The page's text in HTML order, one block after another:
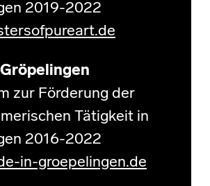
2019-2022
zur Förderung der
Tätigkeit in
2016-2022
in-groepelingen.de